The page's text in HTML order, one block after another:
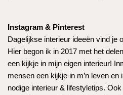
Instagram & Pinterest
Dagelijkse interieur ideeën vind je
Hier begon ik in 2017 met het
een kijkje in mijn eigen interieur!
mensen een kijkje in m’n leven en
nodige interieur & lifestyletips. Ook